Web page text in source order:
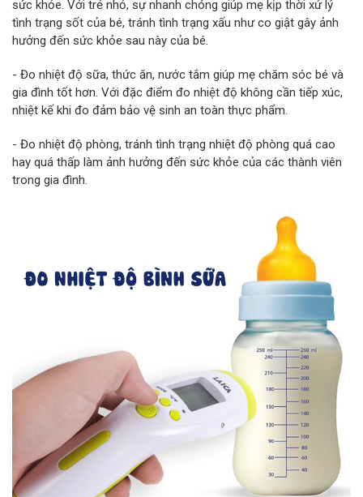
sức khỏe. Với trẻ nhỏ, sự nhanh chóng giúp mẹ kịp thời xử lý
tình trạng sốt của bé, tránh tình trạng xấu như co giật gây ảnh
hưởng đến sức khỏe sau này của bé.
- Đo nhiệt độ sữa, thức ăn, nước tắm giúp mẹ chăm sóc bé và
gia đình tốt hơn. Với đặc điểm đo nhiệt độ không cần tiếp xúc,
nhiệt kế khi đo đảm bảo vệ sinh an toàn thực phẩm.
- Đo nhiệt độ phòng, tránh tình trạng nhiệt độ phòng quá cao
hay quá thấp làm ảnh hưởng đến sức khỏe của các thành viên
trong gia đình.